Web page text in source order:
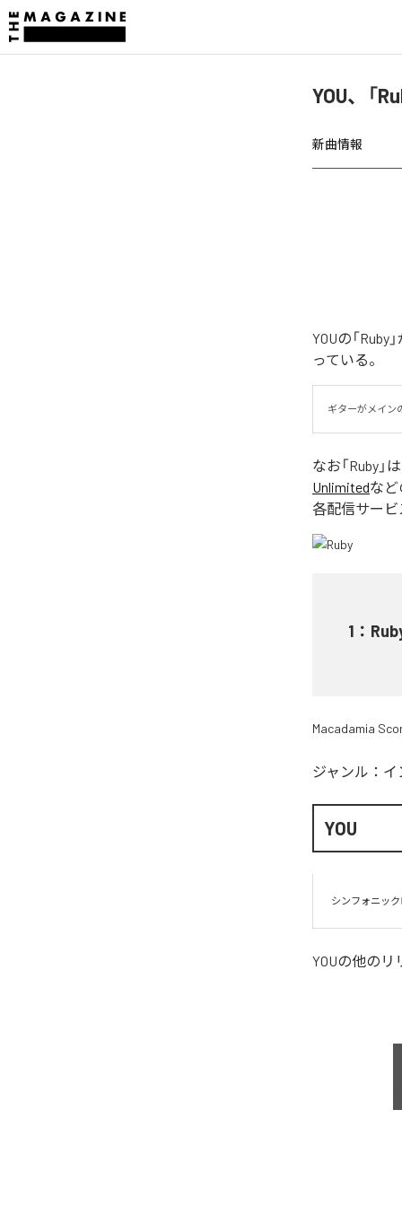
YOU、「
新曲情報
YOUの「
っている。
ギターがメイン
なお「Ruby 」は
Unlimitedなど
各配信サービ
1 ：
Macadamia
ジャンル： イ
YOU
シンフォニッ
YOUの他のリ